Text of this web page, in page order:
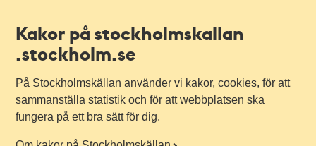
Kakor på stockholmskallan
.stockholm.se
På Stockholmskällan använder vi kakor, cookies, för att
sammanställa statistik och för att webbplatsen ska
fungera på ett bra sätt för dig.